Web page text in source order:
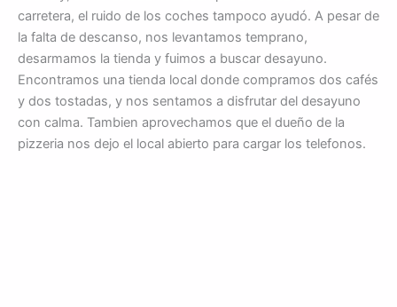
carretera, el ruido de los coches tampoco ayudó. A pesar de
la falta de descanso, nos levantamos temprano,
desarmamos la tienda y fuimos a buscar desayuno.
Encontramos una tienda local donde compramos dos cafés
y dos tostadas, y nos sentamos a disfrutar del desayuno
con calma. Tambien aprovechamos que el dueño de la
pizzeria nos dejo el local abierto para cargar los telefonos.